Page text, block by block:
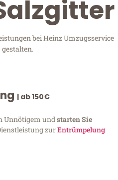
bei Heinz Umzugsservice
| ab 150€
Unnötigem undstarten Sie
zurEntrümpelung